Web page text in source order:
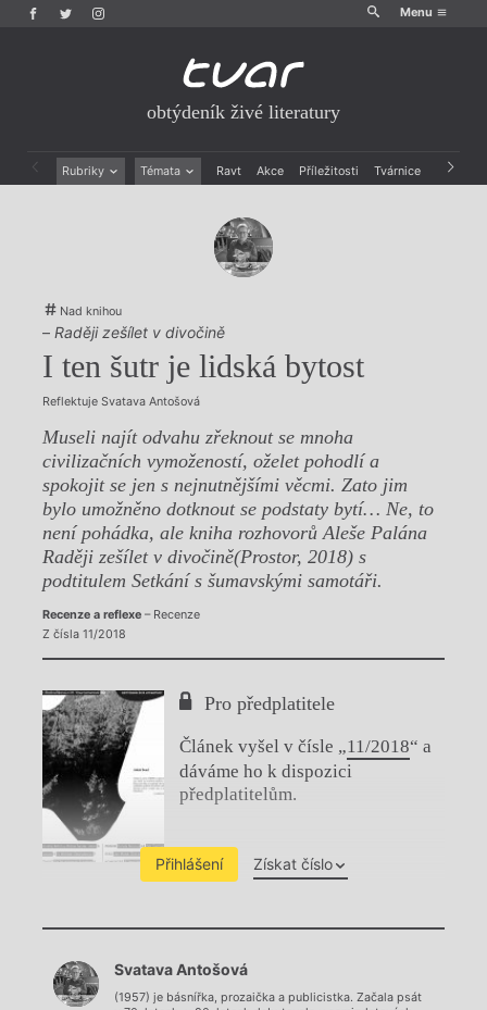
Menu
obtýdeník živé literatury
Rubriky Témata Ravt Akce Příležitosti Tvárnice Archiv
Rozhovory
Dokument
Výroční ceny
Nad knihou
– Raději zešílet v divočině
I ten šutr je lidská bytost
Reflektuje Svatava Antošová
Museli najít odvahu zřeknout se mnoha
civilizačních vymožeností, oželet pohodlí a
spokojit se jen s nejnutnějšími věcmi. Zato jim
bylo umožněno dotknout se podstaty bytí… Ne, to
není pohádka, ale kniha rozhovorů Aleše Palána
Raději zešílet v divočině(Prostor, 2018) s
podtitulem Setkání s šumavskými samotáři.
Recenze a reflexe– Recenze
Z čísla 11/2018
Pro předplatitele
Článek vyšel v čísle „11/2018“ a
dáváme ho k dispozici
předplatitelům.
Přihlášení Získat číslo
Chviličku.
Načítá se.
Svatava Antošová
(1957) je básnířka, prozaička a publicistka. Začala psát